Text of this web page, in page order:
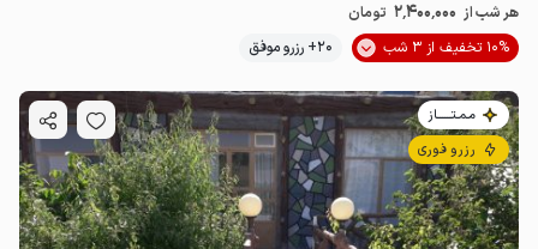
هر شب از 2٬400٬000 تومان
10% تخفیف از 3 شب
20+ رزرو موفق
مـمـتــــــاز
رزرو فوری